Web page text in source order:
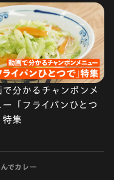
で分かるチャンポンメ
ー「フライパンひとつ
特集
でカレー